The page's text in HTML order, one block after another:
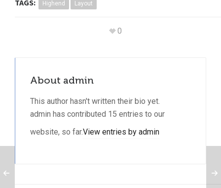
TAGS: Highend Layout
0
About admin
This author hasn't written their bio yet.
admin has contributed 15 entries to our
website, so far.View entries by admin